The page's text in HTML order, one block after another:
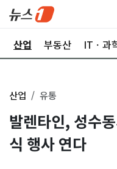
산업 부동산 ITㆍ과
산업 유통
발렌타인, 성수
식 행사 연다